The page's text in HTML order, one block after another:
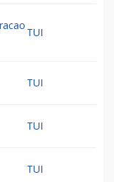
TUI
TUI
TUI
TUI